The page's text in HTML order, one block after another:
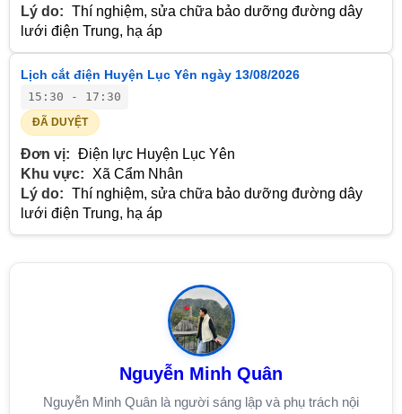
Lý do: Thí nghiệm, sửa chữa bảo dưỡng đường dây
lưới điện Trung, hạ áp
Lịch cắt điện Huyện Lục Yên ngày 13/08/2026
15:30 - 17:30
ĐÃ DUYỆT
Đơn vị: Điện lực Huyện Lục Yên
Khu vực:
Xã Cẩm Nhân
Lý do: Thí nghiệm, sửa chữa bảo dưỡng đường dây
lưới điện Trung, hạ áp
Nguyễn Minh Quân
Nguyễn Minh Quân là người sáng lập và phụ trách nội